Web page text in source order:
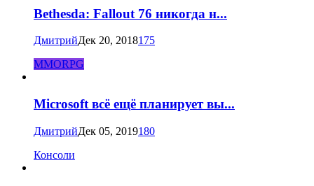
Bethesda: Fallout 76 никогда н...
ДмитрийДек 20, 2018175
MMORPG
Microsoft всё ещё планирует вы...
ДмитрийДек 05, 2019180
Консоли